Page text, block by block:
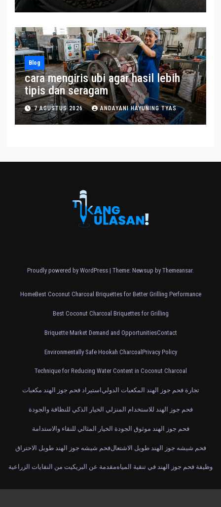
Blog
cara mengiris ubi agar hasil lebih
tipis dan seragam
7 AGUSTUS 2026 ANDAYANI HAYUNING TYAS
Proudly powered by WordPress | Theme: Newsup by Themeansar.
HomeBest Coconut Charcoal Briquettes for Better Grilling Performance
Best Coconut Charcoal Briquettes for Grilling
Briquette Market Demand and OpportunitiesContact
Environmentally Safe Hookah CharcoalPrivacy Policy
Technique for Reducing Water Content in Coconut Charcoal
استيراد فحم جوز الهند مكعبات تجارة فحم جوز الهند المكعبات الدولي
فحم جوز الهند للاستخدام المنزلي الخيار الذكي للنظافة والجودة
فحم جوز الهند موثوق الجودة الخيار المثالي للنقاء والاستدامة
فحم شيشه جوز الهند طويل الاحتراقفحم شيشه جوز الهند طويل الاشتعال
مقدمة عن البريكيت من النفايات الزراعيةوظيفة فحم جوز الهند في تنقية المياه